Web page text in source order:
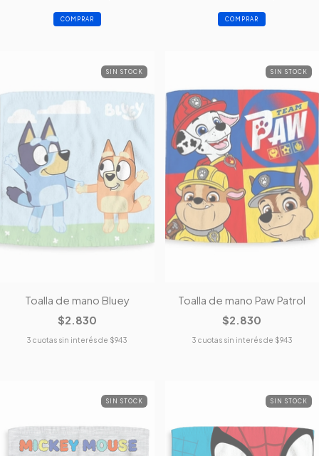
COMPRAR COMPRAR
SIN STOCK
Toalla de mano Bluey
$2.830
3 cuotas sin interés de $943
SIN STOCK
Toalla de mano Paw Patrol
$2.830
3 cuotas sin interés de $943
SIN STOCK SIN STOCK